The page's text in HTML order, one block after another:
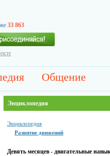
33 863
Общение
Энциклопедия
Энциклопедия
Развитие движений
Девять месяцев - двигательные